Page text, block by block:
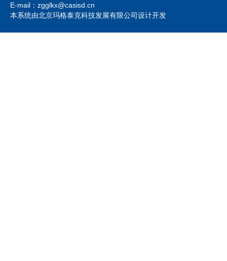
E-mail：zgglkx@casisd.cn
本系统由北京玛格泰克科技发展有限公司设计开发